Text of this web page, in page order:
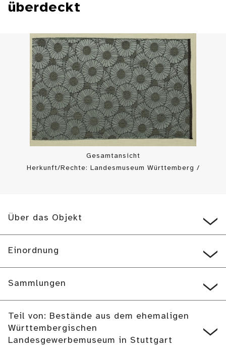
überdeckt
Gesamtansicht
Herkunft/Rechte: Landesmuseum Württemberg /
Über das Objekt
Einordnung
Sammlungen
Teil von: Bestände aus dem ehemaligen
Württembergischen
Landesgewerbemuseum in Stuttgart